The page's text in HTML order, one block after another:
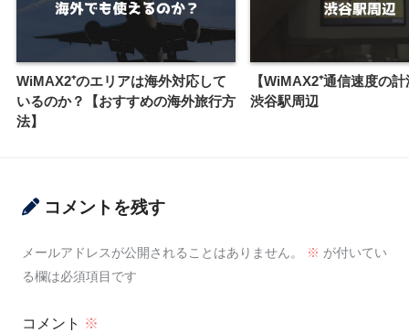
WiMAX2⁺のエリアは海外対応して
いるのか？【おすすめの海外旅行方
法】
【WiMAX2⁺通信速度の
渋谷駅周辺
コメントを残す
メールアドレスが公開されることはありません。 ※ が付いてい
る欄は必須項目です
コメント ※